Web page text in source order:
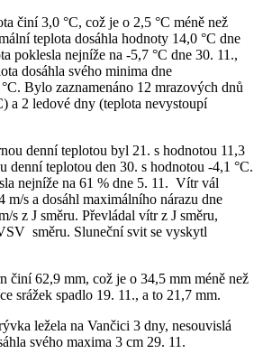
činí 3,0 °C, což je o 2,5 °C méně než
teplota dosáhla hodnoty 14,0 °C dne
poklesla nejníže na -5,7 °C dne 30. 11.,
dosáhla svého minima dne
Bylo zaznamenáno 12 mrazových dnů
a 2 ledové dny (teplota nevystoupí
denní teplotou byl 21. s hodnotou 11,3
denní teplotou den 30. s hodnotou -4,1 °C.
nejníže na 61 % dne 5. 11. Vítr vál
m/s a dosáhl maximálního nárazu dne
s z J směru. Převládal vítr z J směru,
směru. Sluneční svit se vyskytl
činí 62,9 mm, což je o 34,5 mm méně než
srážek spadlo 19. 11., a to 21,7 mm.
ležela na Vančici 3 dny, nesouvislá
svého maxima 3 cm 29. 11.